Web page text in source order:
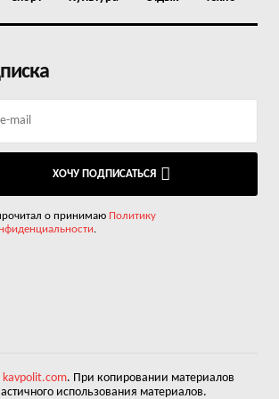
ХОЧУ ПОДПИСАТЬСЯ
о принимаю Политику
.
kavpolit.com. При копировании материалов
использования материалов.